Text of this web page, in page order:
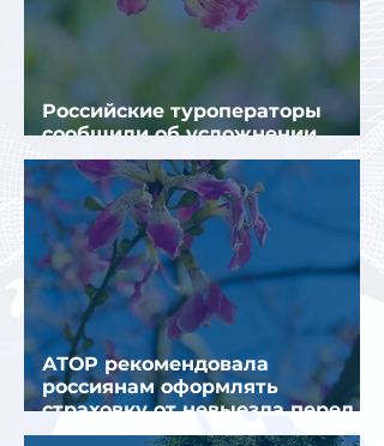
Российские туроператоры
сообщили об усложнении
получения виз в Грецию
АТОР рекомендовала
россиянам оформлять
страховку от невыезда перед
поездкой в Грецию